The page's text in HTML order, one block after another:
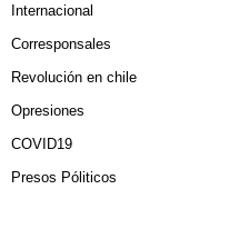
Internacional
Corresponsales
Revolución en chile
Opresiones
COVID19
Presos Póliticos